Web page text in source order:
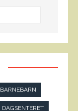
BARNEBARN
DAGSENTERET